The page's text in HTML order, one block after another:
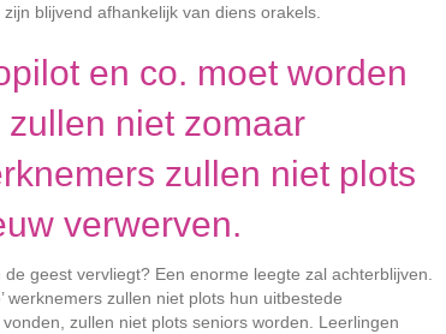
blijvend afhankelijk van diens orakels.
en co. moet worden
niet zomaar
zullen niet plots
verwerven.
geest vervliegt? Een enorme leegte zal achterblijven.
werknemers zullen niet plots hun uitbestede
vonden, zullen niet plots seniors worden. Leerlingen